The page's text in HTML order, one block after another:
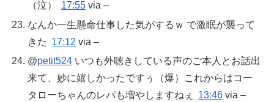
（泣）
17:55 via –
なんか一生懸命仕事した気がするｗ で激眠が襲って
きた 17:12 via –
@petit524 いつも外聴きしている声のご本人とお話出
来て、妙に嬉しかったですぅ（爆）これからはコー
タローちゃんのレパも増やしますねぇ
13:46 via –